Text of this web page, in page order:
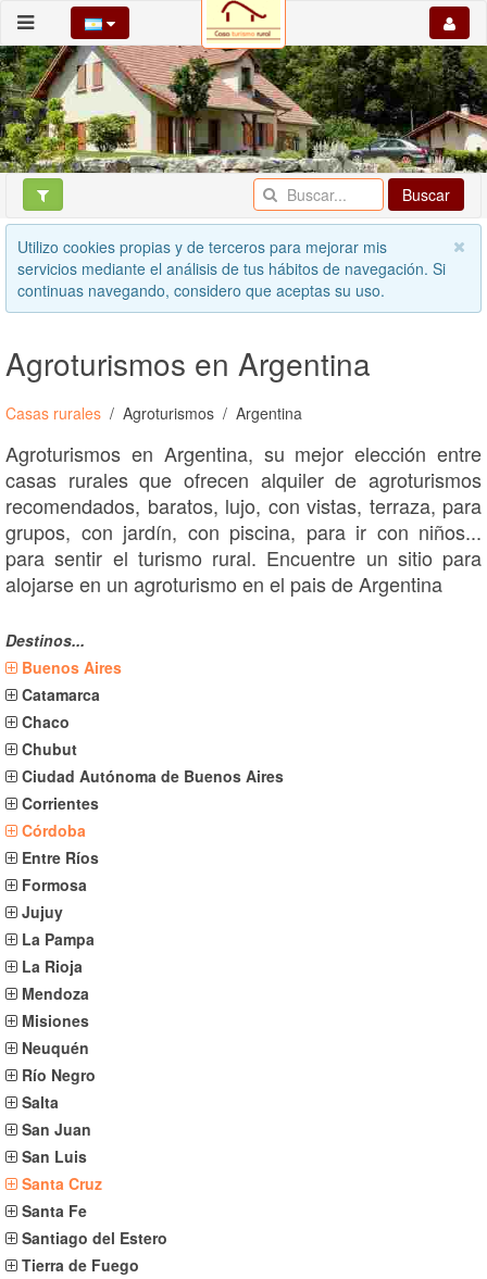
Buscar
Utilizo cookies propias y de terceros para mejorar mis
servicios mediante el análisis de tus hábitos de navegación. Si
continuas navegando, considero que aceptas su uso.
Agroturismos en Argentina
Casas rurales Agroturismos Argentina
Agroturismos en Argentina, su mejor elección entre
casas rurales que ofrecen alquiler de agroturismos
recomendados, baratos, lujo, con vistas, terraza, para
grupos, con jardín, con piscina, para ir con niños...
para sentir el turismo rural. Encuentre un sitio para
alojarse en un agroturismo en el pais de Argentina
Destinos...
Buenos Aires
Catamarca
Chaco
Chubut
Ciudad Autónoma de Buenos Aires
Corrientes
Córdoba
Entre Ríos
Formosa
Jujuy
La Pampa
La Rioja
Mendoza
Misiones
Neuquén
Río Negro
Salta
San Juan
San Luis
Santa Cruz
Santa Fe
Santiago del Estero
Tierra de Fuego